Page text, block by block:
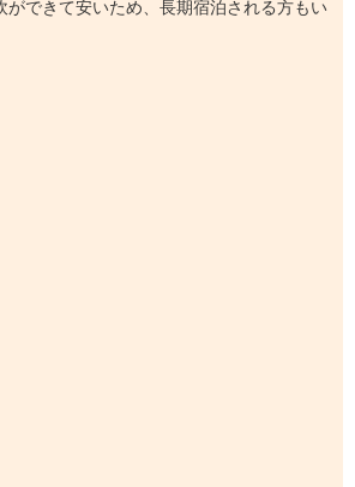
ができて安いため、長期宿泊される方もい